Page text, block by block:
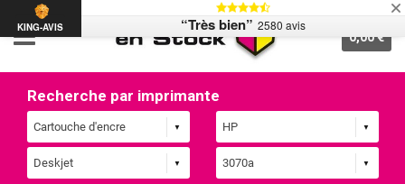
0,00 €
Recherche par imprimante
KING-AVIS “Très bien” 2580 avis